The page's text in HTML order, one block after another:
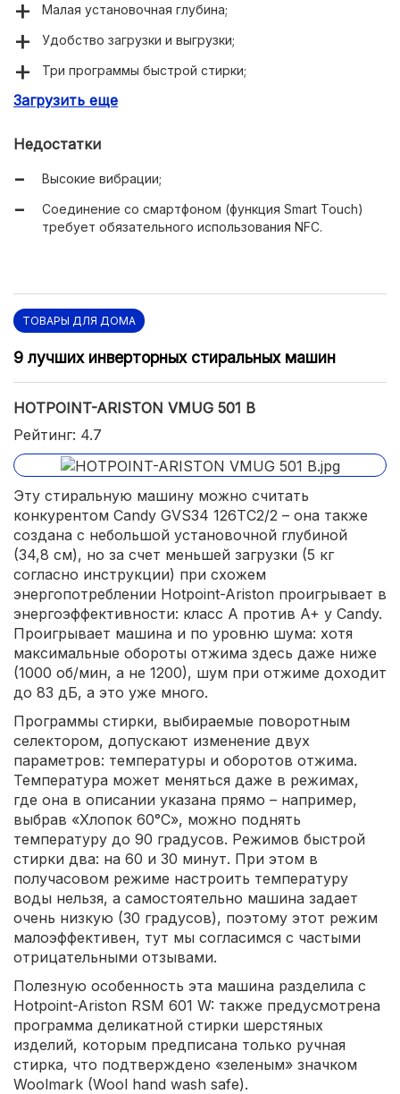
Малая установочная глубина;
Удобство загрузки и выгрузки;
Три программы быстрой стирки;
Низкий шум при стирке.
Загрузить еще
Недостатки
Высокие вибрации;
Соединение со смартфоном (функция Smart Touch)
требует обязательного использования NFC.
ТОВАРЫ ДЛЯ ДОМА
9 лучших инверторных стиральных машин
HOTPOINT-ARISTON VMUG 501 B
Рейтинг: 4.7
Эту стиральную машину можно считать
конкурентом Candy GVS34 126TC2/2 – она также
создана с небольшой установочной глубиной
(34,8 см), но за счет меньшей загрузки (5 кг
согласно инструкции) при схожем
энергопотреблении Hotpoint-Ariston проигрывает в
энергоэффективности: класс А против A+ у Candy.
Проигрывает машина и по уровню шума: хотя
максимальные обороты отжима здесь даже ниже
(1000 об/мин, а не 1200), шум при отжиме доходит
до 83 дБ, а это уже много.
Программы стирки, выбираемые поворотным
селектором, допускают изменение двух
параметров: температуры и оборотов отжима.
Температура может меняться даже в режимах,
где она в описании указана прямо – например,
выбрав «Хлопок 60°С», можно поднять
температуру до 90 градусов. Режимов быстрой
стирки два: на 60 и 30 минут. При этом в
получасовом режиме настроить температуру
воды нельзя, а самостоятельно машина задает
очень низкую (30 градусов), поэтому этот режим
малоэффективен, тут мы согласимся с частыми
отрицательными отзывами.
Полезную особенность эта машина разделила с
Hotpoint-Ariston RSM 601 W: также предусмотрена
программа деликатной стирки шерстяных
изделий, которым предписана только ручная
стирка, что подтверждено «зеленым» значком
Woolmark (Wool hand wash safe).